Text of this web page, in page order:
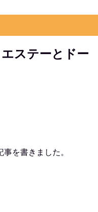
ステーとドー
事を書きました。